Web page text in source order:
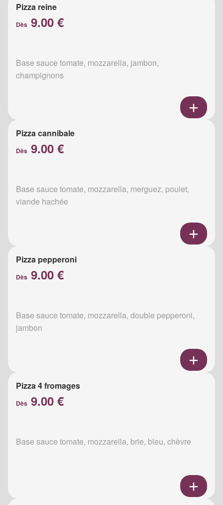
Pizza reine
Dès 9.00 €
Base sauce tomate, mozzarella, jambon,
champignons
Pizza cannibale
Dès 9.00 €
Base sauce tomate, mozzarella, merguez, poulet,
viande hachée
Pizza pepperoni
Dès 9.00 €
Base sauce tomate, mozzarella, double pepperoni,
jambon
Pizza 4 fromages
Dès 9.00 €
Base sauce tomate, mozzarella, brie, bleu, chèvre